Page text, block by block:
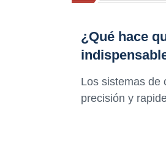
¿Qué hace
Los sistemas de
precisión y